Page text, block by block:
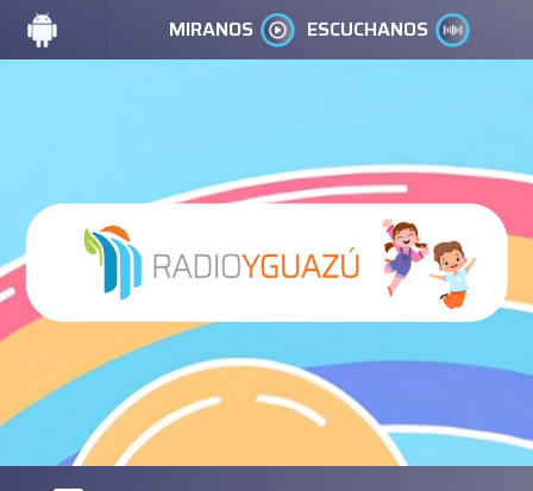
MIRANOS ESCUCHANOS